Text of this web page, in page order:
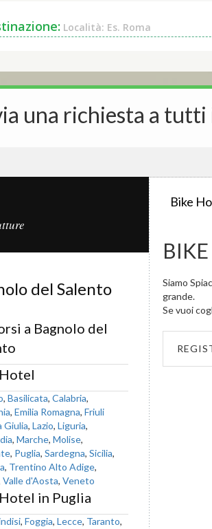
Località: Es. Roma
una richiesta a tutti
Bike
Siamo
grande.
Se vuoi
del Salento
a Bagnolo del
, Basilicata, Calabria,
, Emilia Romagna, Friuli
Giulia, Lazio, Liguria,
, Marche, Molise,
, Puglia, Sardegna, Sicilia,
, Trentino Alto Adige,
Valle d'Aosta, Veneto
in Puglia
, Foggia, Lecce, Taranto,